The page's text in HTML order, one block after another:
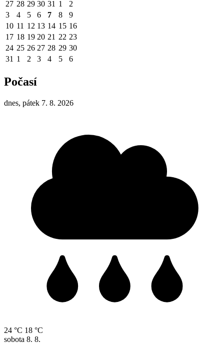
27 28 29 30 31 1
2
3
4 5 6 7 8
9
10 11 12 13 14 15 16
17 18 19 20 21 22 23
24 25 26 27 28 29 30
31 1 2 3 4 5 6
Počasí
dnes, pátek 7. 8. 2026
24 °C 18 °C
sobota 8. 8.